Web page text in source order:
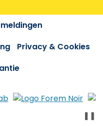
Privacy & Cookies
❚❚